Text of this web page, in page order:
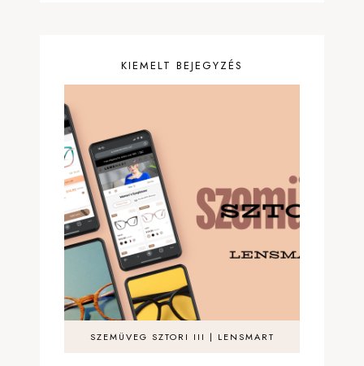
KIEMELT BEJEGYZÉS
SZEMÜVEG SZTORI III | LENSMART